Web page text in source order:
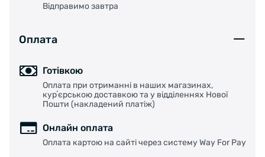
наслідками та не втрачати після нього
велосипедисти проїжджають великі відстані,
Технологія особливо потрібна в турингових
проїхати величезні відстані без видимого
покришки з Dura Skin, зверніть увагу на
коричневий.
Тип покришки: Шосейна зимова
ETRTO: 23-622
Розмір: 28 X 0.90
Відправимо завтра
Оплата
Готівкою
Оплата при отриманні в наших магазинах,
курʼєрською доставкою та у відділеннях Нової
Пошти (накладений платіж)
Онлайн оплата
Оплата картою на сайті через систему Way For Pay